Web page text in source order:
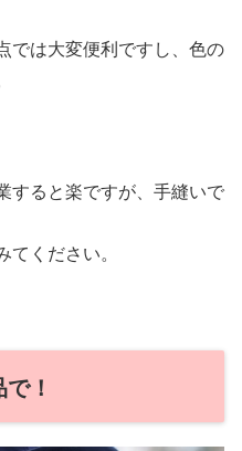
では大変便利ですし、色の
すると楽ですが、手縫いで
ください。
！